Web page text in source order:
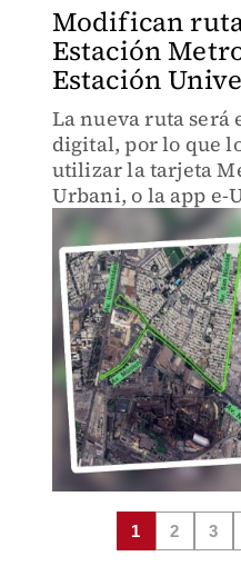
Modifican
Estación
Estación
La nueva ruta será
digital, por lo que
utilizar la tarjeta
Urbani, o la app e-
1 2 3